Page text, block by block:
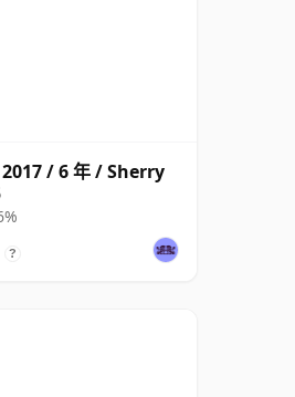
/ 6 年 / Sherry
?